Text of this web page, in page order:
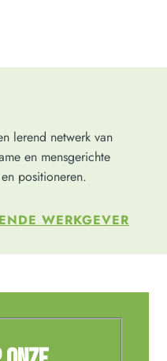
lerend netwerk van
en mensgerichte
positioneren.
WERKGEVER